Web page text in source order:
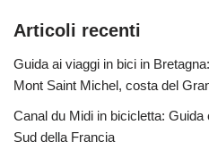
Articoli recenti
Guida ai viaggi in bici in
Mont Saint Michel, costa del
Canal du Midi in bicicletta:
Sud della Francia